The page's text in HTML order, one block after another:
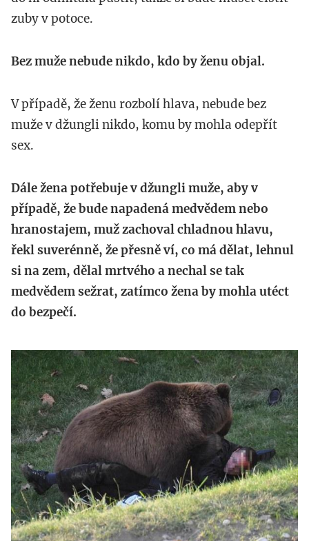
zuby v potoce.
Bez muže nebude nikdo, kdo by ženu objal.
V případě, že ženu rozbolí hlava, nebude bez
muže v džungli nikdo, komu by mohla odepřít
sex.
Dále žena potřebuje v džungli muže, aby v
případě, že bude napadená medvědem nebo
hranostajem, muž zachoval chladnou hlavu,
řekl suverénně, že přesně ví, co má dělat, lehnul
si na zem, dělal mrtvého a nechal se tak
medvědem sežrat, zatímco žena by mohla utéct
do bezpečí.
httpwww.dailymail.co_.uk_.jpg